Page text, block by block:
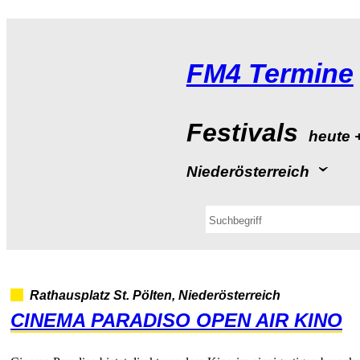
FM4Termine
Festivals
Niederösterreich
RathausplatzSt.Pölten,Niederösterreich
CINEMAPARADISOOPENAIRKINO